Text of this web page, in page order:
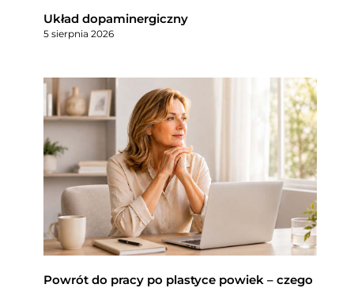
Układ dopaminergiczny
5 sierpnia 2026
Powrót do pracy po plastyce powiek – czego